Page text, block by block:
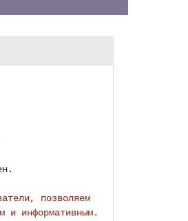
позволяем
и информативным.